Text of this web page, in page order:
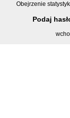
Obejrzenie
Podaj